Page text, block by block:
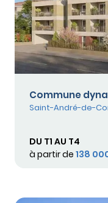
Commune
Saint-André-de-
DU T1 AU T4
à partir de 138